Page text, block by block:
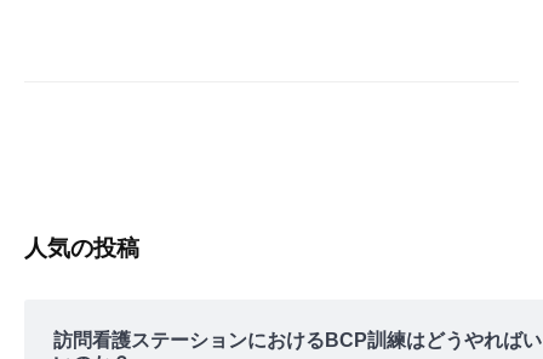
k
人気の投稿
訪問看護ステーションにおけるBCP訓練はどうやればい